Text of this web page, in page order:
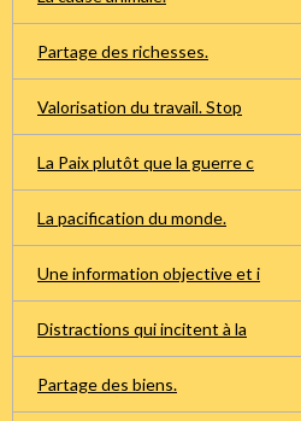
Partage des richesses.
Valorisation du travail. Stop
La Paix plutôt que la guerre c
La pacification du monde.
Une information objective et i
Distractions qui incitent à la
Partage des biens.